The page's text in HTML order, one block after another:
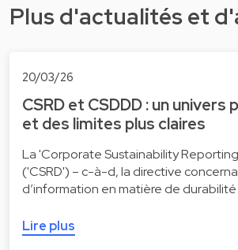
Plus d'actualités et
20/03/26
CSRD et CSDDD : un univers
et des limites plus claires
La 'Corporate Sustainability
('CSRD') – c-à-d, la directive
d’information en matière de durabilité
Lire plus